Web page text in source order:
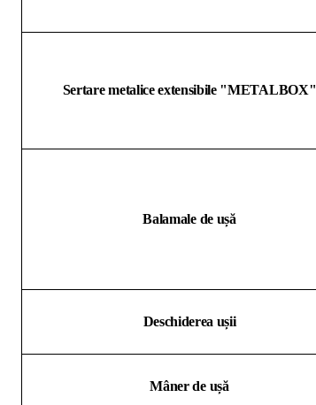
Sertare metalice extensibile "METALBOX"
Balamale de ușă
Deschiderea ușii
Mâner de ușă